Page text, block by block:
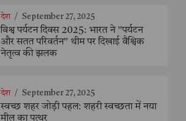
देश / September 27, 2025
विश्व पर्यटन दिवस 2025: भारत ने "पर्यटन
और सतत परिवर्तन" थीम पर दिखाई वैश्विक
नेतृत्व की झलक
देश / September 27, 2025
स्वच्छ शहर जोड़ी पहल: शहरी स्वच्छता में नया
मील का पत्थर